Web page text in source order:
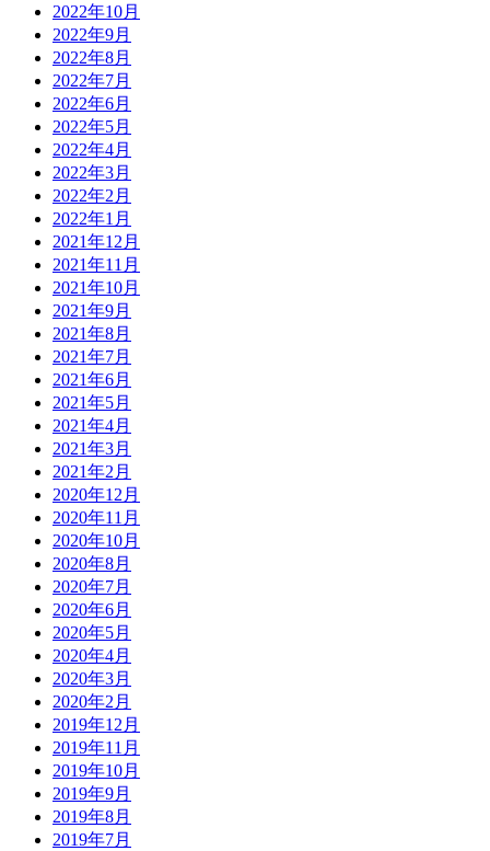
2022年10月
2022年9月
2022年8月
2022年7月
2022年6月
2022年5月
2022年4月
2022年3月
2022年2月
2022年1月
2021年12月
2021年11月
2021年10月
2021年9月
2021年8月
2021年7月
2021年6月
2021年5月
2021年4月
2021年3月
2021年2月
2020年12月
2020年11月
2020年10月
2020年8月
2020年7月
2020年6月
2020年5月
2020年4月
2020年3月
2020年2月
2019年12月
2019年11月
2019年10月
2019年9月
2019年8月
2019年7月